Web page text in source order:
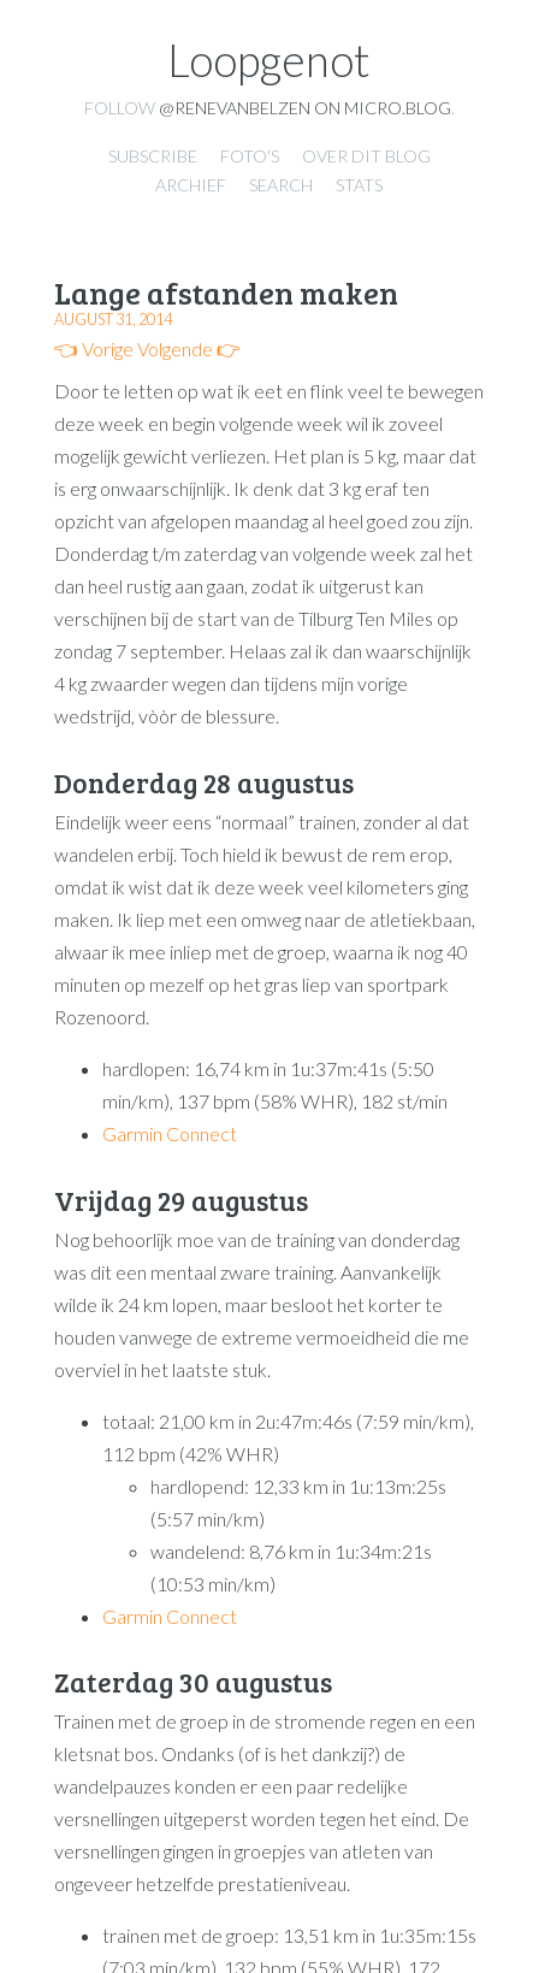
Loopgenot
FOLLOW @RENEVANBELZEN ON MICRO.BLOG
SUBSCRIBE FOTO'S
OVER DIT BLOG
ARCHIEF
SEARCH STATS
Lange afstanden maken
AUGUST 31, 2014
👈 Vorige Volgende 👉
Door te letten op wat ik eet en flink veel te bewegen
deze week en begin volgende week wil ik zoveel
mogelijk gewicht verliezen. Het plan is 5 kg, maar dat
is erg onwaarschijnlijk. Ik denk dat 3 kg eraf ten
opzicht van afgelopen maandag al heel goed zou zijn.
Donderdag t/m zaterdag van volgende week zal het
dan heel rustig aan gaan, zodat ik uitgerust kan
verschijnen bij de start van de Tilburg Ten Miles op
zondag 7 september. Helaas zal ik dan waarschijnlijk
4 kg zwaarder wegen dan tijdens mijn vorige
wedstrijd, vòòr de blessure.
Donderdag 28 augustus
Eindelijk weer eens “normaal” trainen, zonder al dat
wandelen erbij. Toch hield ik bewust de rem erop,
omdat ik wist dat ik deze week veel kilometers ging
maken. Ik liep met een omweg naar de atletiekbaan,
alwaar ik mee inliep met de groep, waarna ik nog 40
minuten op mezelf op het gras liep van sportpark
Rozenoord.
hardlopen: 16,74 km in 1u:37m:41s (5:50
min/km), 137 bpm (58% WHR), 182 st/min
Garmin Connect
Vrijdag 29 augustus
Nog behoorlijk moe van de training van donderdag
was dit een mentaal zware training. Aanvankelijk
wilde ik 24 km lopen, maar besloot het korter te
houden vanwege de extreme vermoeidheid die me
overviel in het laatste stuk.
totaal: 21,00 km in 2u:47m:46s (7:59 min/km),
112 bpm (42% WHR)
hardlopend: 12,33 km in 1u:13m:25s
(5:57 min/km)
wandelend: 8,76 km in 1u:34m:21s
(10:53 min/km)
Garmin Connect
Zaterdag 30 augustus
Trainen met de groep in de stromende regen en een
kletsnat bos. Ondanks (of is het dankzij?) de
wandelpauzes konden er een paar redelijke
versnellingen uitgeperst worden tegen het eind. De
versnellingen gingen in groepjes van atleten van
ongeveer hetzelfde prestatieniveau.
trainen met de groep: 13,51 km in 1u:35m:15s
(7:03 min/km), 132 bpm (55% WHR), 172